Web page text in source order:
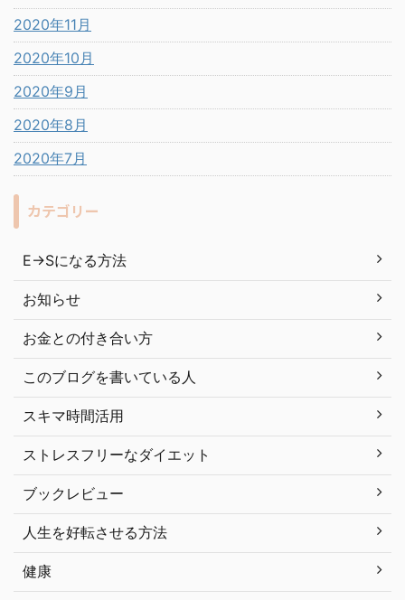
2020年11月
2020年10月
2020年9月
2020年8月
2020年7月
カテゴリー
E→Sになる方法
お知らせ
お金との付き合い方
このブログを書いている人
スキマ時間活用
ストレスフリーなダイエット
ブックレビュー
人生を好転させる方法
健康